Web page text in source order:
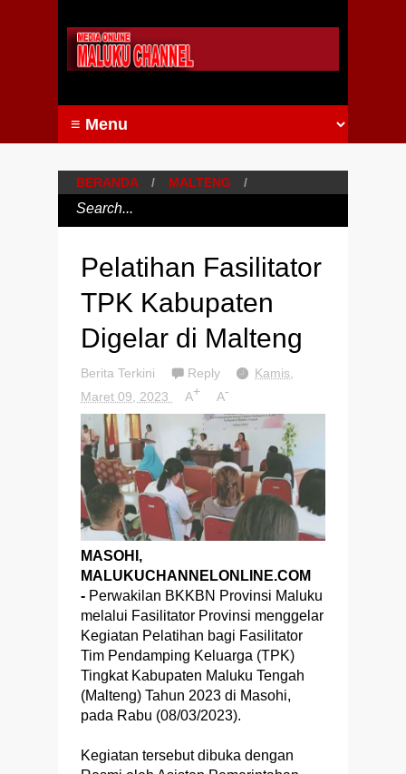
BERANDA / MALTENG /
Pelatihan Fasilitator
TPK Kabupaten
Digelar di Malteng
Berita Terkini Reply
Kamis,
Maret 09, 2023
A+ A-
MASOHI,
MALUKUCHANNELONLINE.COM
- Perwakilan BKKBN Provinsi Maluku
melalui Fasilitator Provinsi menggelar
Kegiatan Pelatihan bagi Fasilitator
Tim Pendamping Keluarga (TPK)
Tingkat Kabupaten Maluku Tengah
(Malteng) Tahun 2023 di Masohi,
pada Rabu (08/03/2023).
Kegiatan tersebut dibuka dengan